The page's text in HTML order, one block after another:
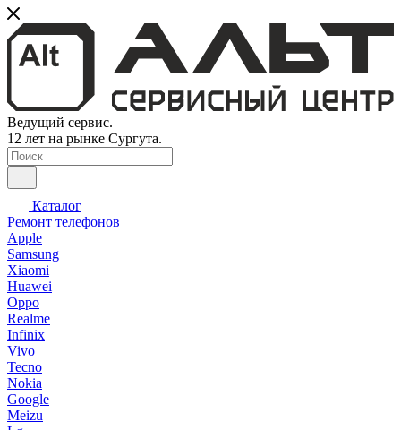
Ведущий сервис.
12 лет на рынке Сургута.
Каталог
Ремонт телефонов
Apple
Samsung
Xiaomi
Huawei
Oppo
Realme
Infinix
Vivo
Tecno
Nokia
Google
Meizu